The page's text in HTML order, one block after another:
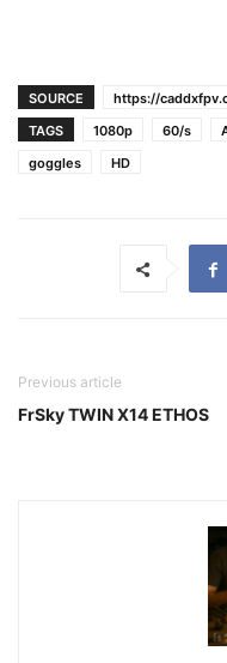
SOURCE
https://
TAGS
1080p 60/s
goggles
HD
Previous article
FrSky TWIN X14 ETHOS